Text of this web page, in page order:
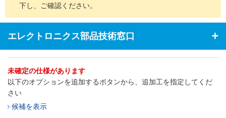
下し、ご確認ください。
エレクトロニクス部品技術窓口
未確定の仕様があります
以下のオプションを追加するボタンから、追加工を指定してくだ
さい
候補を表示